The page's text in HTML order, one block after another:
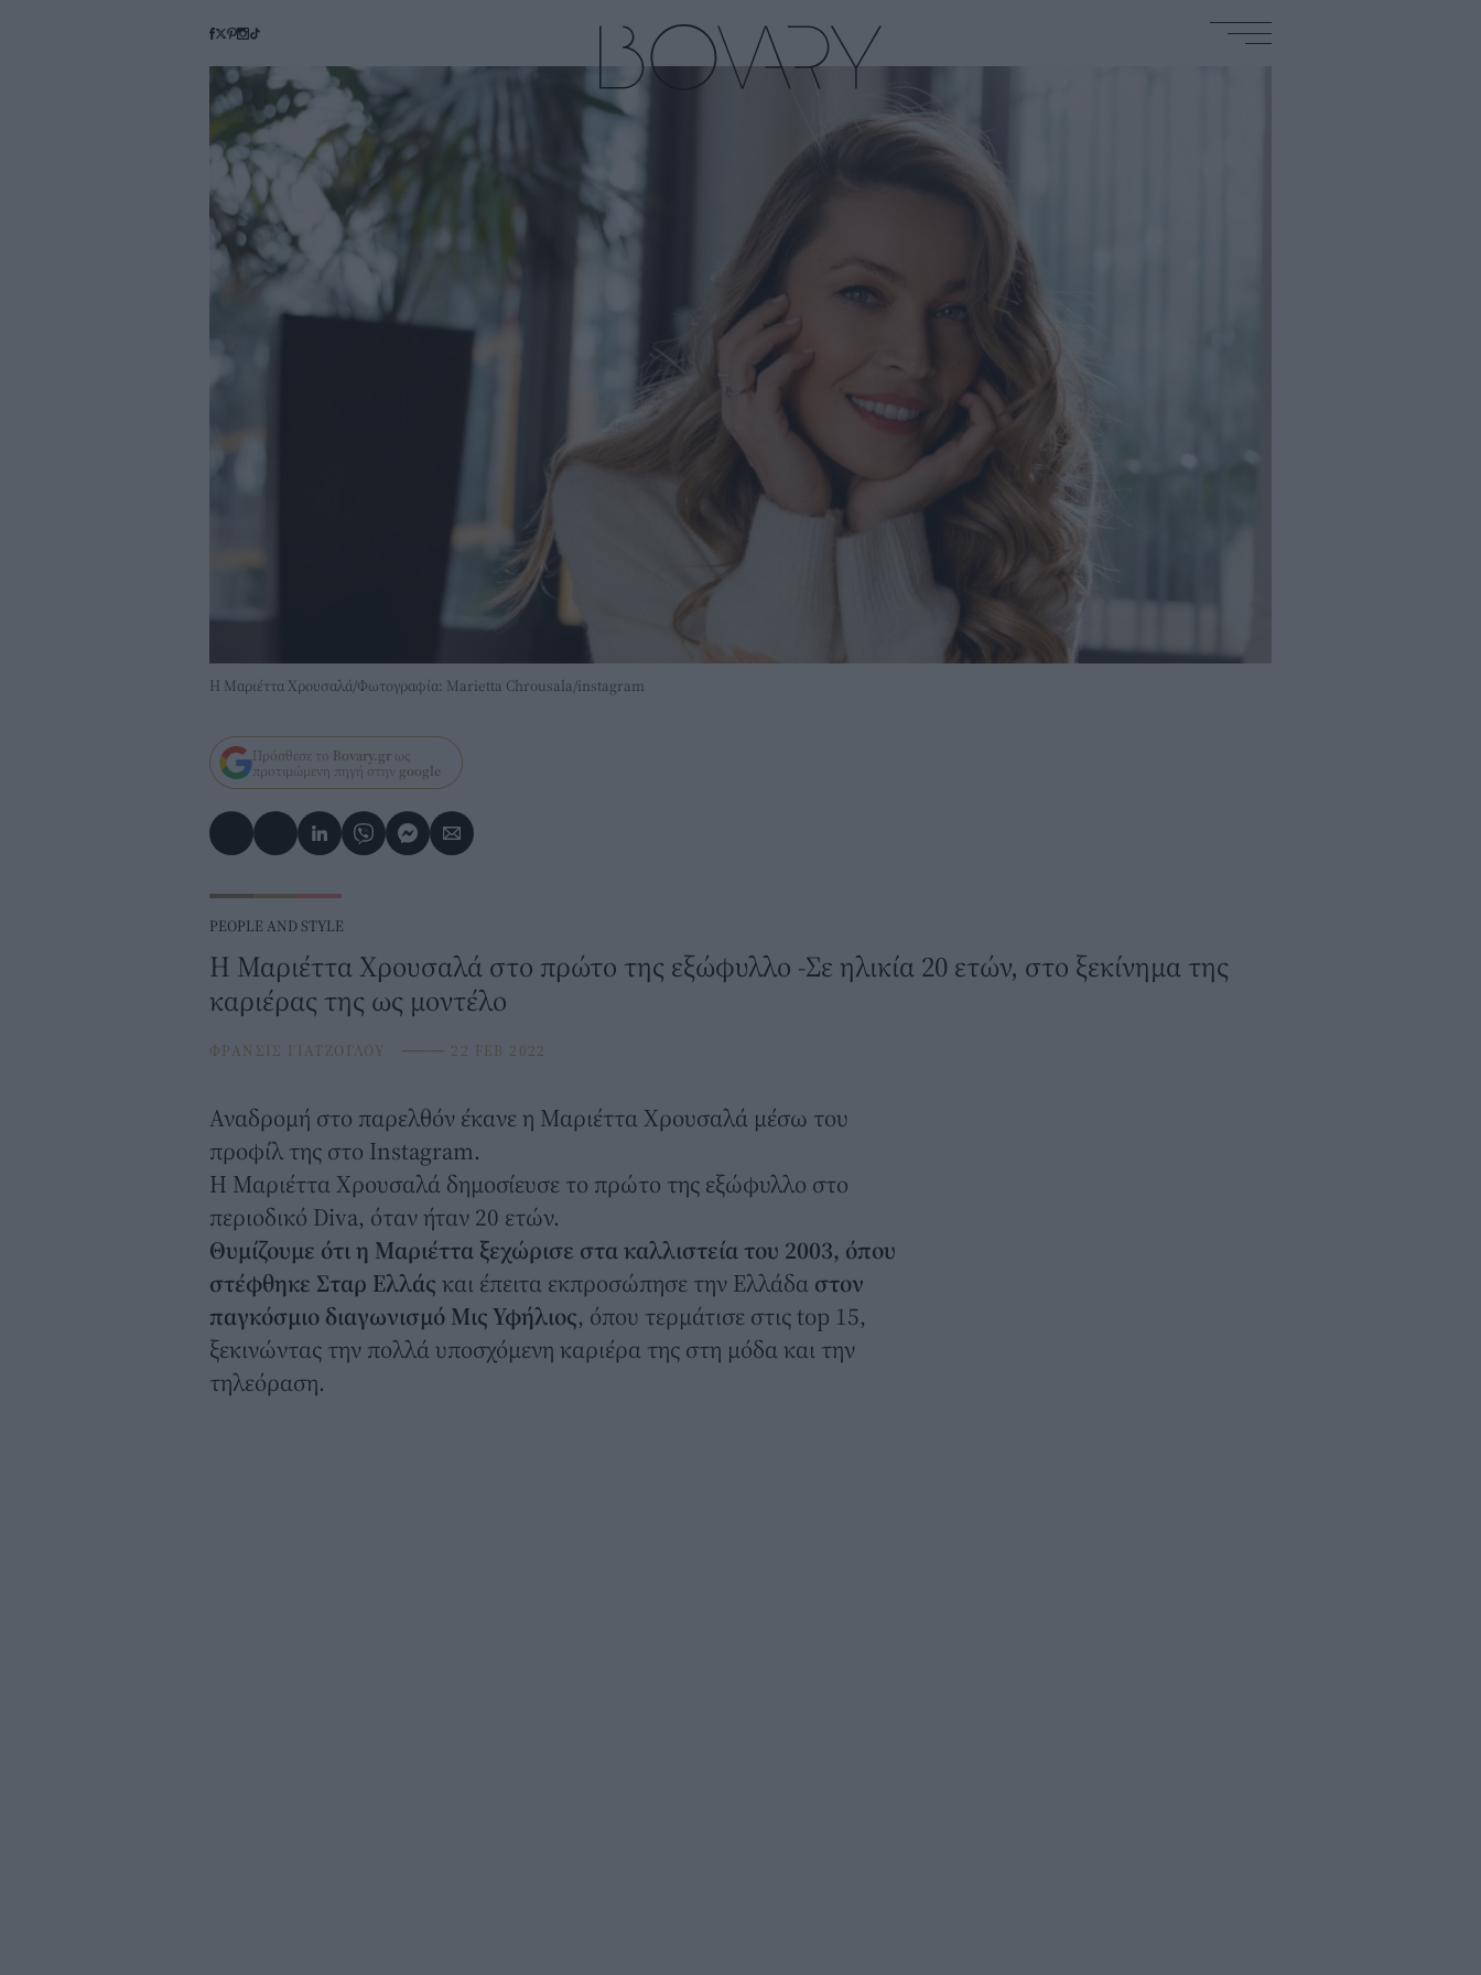
H Μαριέττα Χρουσαλά/Φωτογραφία: Marietta Chrousala/instagram
Πρόσθεσε το Bovary.gr ως
προτιμώμενη πηγή στην google
PEOPLE AND STYLE
H Μαριέττα Χρουσαλά στο πρώτο της εξώφυλλο -Σε ηλικία 20 ετών, στο ξεκίνημα της
καριέρας της ως μοντέλο
ΦΡΑΝΣΙΣ ΓΙΑΤΖΟΓΛΟΥ ⸻ 22 FEB 2022
Αναδρομή στο παρελθόν έκανε η Μαριέττα Χρουσαλά μέσω του
προφίλ της στο Instagram.
H Mαριέττα Χρουσαλά δημοσίευσε το πρώτο της εξώφυλλο στο
περιοδικό Diva, όταν ήταν 20 ετών.
Θυμίζουμε ότι η Μαριέττα ξεχώρισε στα καλλιστεία του 2003, όπου
στέφθηκε Σταρ Ελλάς και έπειτα εκπροσώπησε την Ελλάδα στον
παγκόσμιο διαγωνισμό Μις Υφήλιος, όπου τερμάτισε στις top 15,
ξεκινώντας την πολλά υποσχόμενη καριέρα της στη μόδα και την
τηλεόραση.